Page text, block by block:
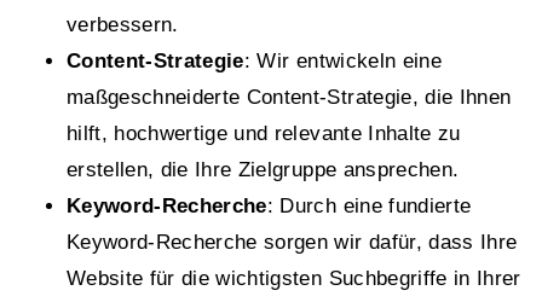
verbessern.
Content-Strategie: Wir entwickeln eine
maßgeschneiderte Content-Strategie, die Ihnen
hilft, hochwertige und relevante Inhalte zu
erstellen, die Ihre Zielgruppe ansprechen.
Keyword-Recherche: Durch eine fundierte
Keyword-Recherche sorgen wir dafür, dass Ihre
Website für die wichtigsten Suchbegriffe in Ihrer